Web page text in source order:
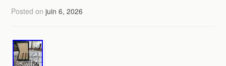
Posted onjuin 6, 2026